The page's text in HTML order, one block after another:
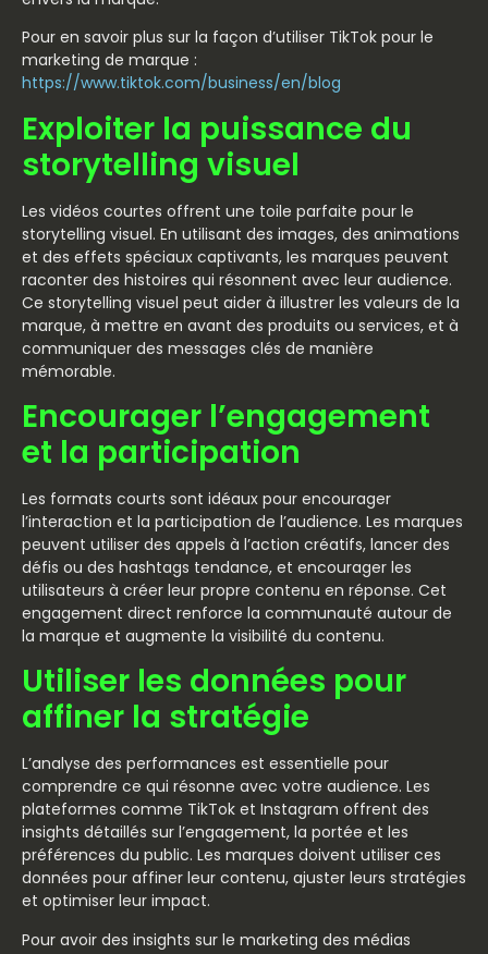
Pour en savoir plus sur la façon d’utiliser TikTok pour le
marketing de marque :
https://www.tiktok.com/business/en/blog
Exploiter la puissance du
storytelling visuel
Les vidéos courtes offrent une toile parfaite pour le
storytelling visuel. En utilisant des images, des animations
et des effets spéciaux captivants, les marques peuvent
raconter des histoires qui résonnent avec leur audience.
Ce storytelling visuel peut aider à illustrer les valeurs de la
marque, à mettre en avant des produits ou services, et à
communiquer des messages clés de manière
mémorable.
Encourager l’engagement
et la participation
Les formats courts sont idéaux pour encourager
l’interaction et la participation de l’audience. Les marques
peuvent utiliser des appels à l’action créatifs, lancer des
défis ou des hashtags tendance, et encourager les
utilisateurs à créer leur propre contenu en réponse. Cet
engagement direct renforce la communauté autour de
la marque et augmente la visibilité du contenu.
Utiliser les données pour
affiner la stratégie
L’analyse des performances est essentielle pour
comprendre ce qui résonne avec votre audience. Les
plateformes comme TikTok et Instagram offrent des
insights détaillés sur l’engagement, la portée et les
préférences du public. Les marques doivent utiliser ces
données pour affiner leur contenu, ajuster leurs stratégies
et optimiser leur impact.
Pour avoir des insights sur le marketing des médias